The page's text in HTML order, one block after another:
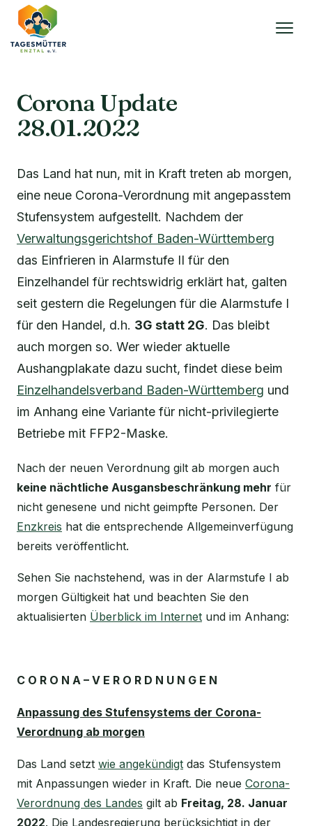
Corona Update
28.01.2022
Das Land hat nun, mit in Kraft treten ab morgen,
eine neue Corona-Verordnung mit angepasstem
Stufensystem aufgestellt. Nachdem der
Verwaltungsgerichtshof Baden-Württemberg
das Einfrieren in Alarmstufe II für den
Einzelhandel für rechtswidrig erklärt hat, galten
seit gestern die Regelungen für die Alarmstufe I
für den Handel, d.h. 3G statt 2G. Das bleibt
auch morgen so. Wer wieder aktuelle
Aushangplakate dazu sucht, findet diese beim
Einzelhandelsverband Baden-Württemberg und
im Anhang eine Variante für nicht-privilegierte
Betriebe mit FFP2-Maske.
Nach der neuen Verordnung gilt ab morgen auch
keine nächtliche Ausgansbeschränkung mehr für
nicht genesene und nicht geimpfte Personen. Der
Enzkreis hat die entsprechende Allgemeinverfügung
bereits veröffentlicht.
Sehen Sie nachstehend, was in der Alarmstufe I ab
morgen Gültigkeit hat und beachten Sie den
aktualisierten Überblick im Internet und im Anhang:
C O R O N A – V E R O R D N U N G E N
Anpassung des Stufensystems der Corona-
Verordnung ab morgen
Das Land setzt wie angekündigt das Stufensystem
mit Anpassungen wieder in Kraft. Die neue Corona-
Verordnung des Landes gilt ab Freitag, 28. Januar
2022. Die Landesregierung berücksichtigt in der